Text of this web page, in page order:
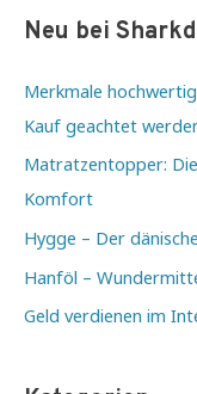
mehr
Neu bei
Merkmale
Kauf geachtet
Matratzentopper:
Komfort
Hygge – Der
Hanföl –
Geld verdienen im